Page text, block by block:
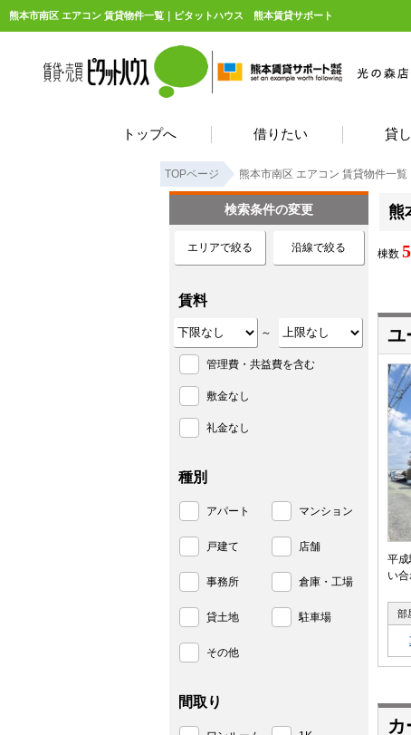
熊本市南区 エアコン 賃貸物件一覧｜ピタットハウス 熊本賃貸サポート
トップへ 借りたい 貸
TOPページ 熊本市南区 エアコン 賃貸物件一覧
熊
棟数
ユ
平
い
部
カ
検索条件の変更
エリアで絞る 沿線で絞る
賃料
～
管理費・共益費を含む
敷金なし
礼金なし
種別
アパート マンション
戸建て 店舗
事務所 倉庫・工場
貸土地 駐車場
その他
間取り